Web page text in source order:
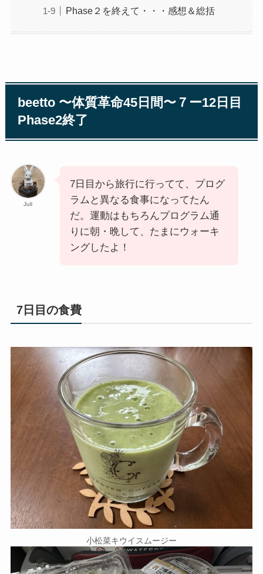
Phase２を終えて・・・感想＆総括
beetto 〜体質革命45日間〜７ー12日目
Phase2終了
Juli
7日目から旅行に行ってて、プログ
ラムと異なる食事になってたん
だ。運動はもちろんプログラム通
りに朝・晩して、たまにウォーキ
ングしたよ！
7日目の食費
小松菜キウイスムージー